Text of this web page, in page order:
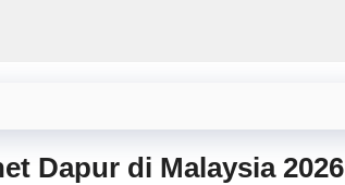
Dapur di Malaysia 2026